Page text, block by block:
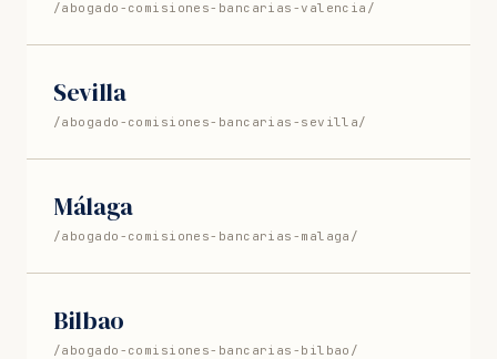
/abogado-comisiones-bancarias-valencia/
Sevilla
/abogado-comisiones-bancarias-sevilla/
Málaga
/abogado-comisiones-bancarias-malaga/
Bilbao
/abogado-comisiones-bancarias-bilbao/